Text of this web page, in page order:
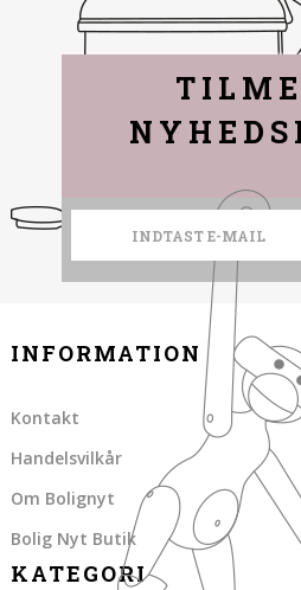
INFORMATION
Kontakt
Handelsvilkår
Om Bolignyt
Bolig Nyt Butik
KATEGORI